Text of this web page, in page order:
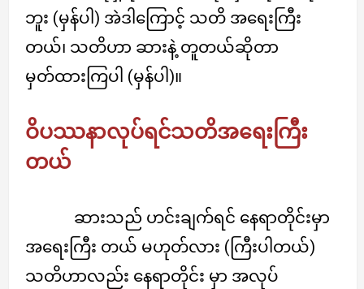
ဘူး (မှန်ပါ) အဲဒါကြောင့် သတိ အရေးကြီး
တယ်၊ သတိဟာ ဆားနဲ့ တူတယ်ဆိုတာ
မှတ်ထားကြပါ (မှန်ပါ)။
ဝိပဿနာလုပ်ရင်သတိအရေးကြီး
တယ်
ဆားသည် ဟင်းချက်ရင် နေရာတိုင်းမှာ
အရေးကြီး တယ် မဟုတ်လား (ကြီးပါတယ်)
သတိဟာလည်း နေရာတိုင်း မှာ အလုပ်